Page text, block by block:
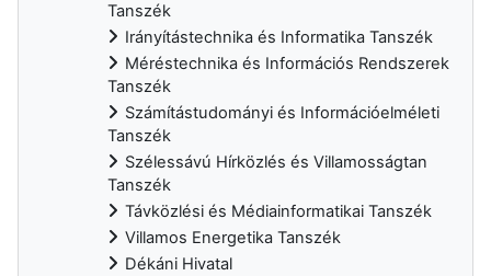
Tanszék
Irányítástechnika és Informatika Tanszék
Méréstechnika és Információs Rendszerek
Tanszék
Számítástudományi és Információelméleti
Tanszék
Szélessávú Hírközlés és Villamosságtan
Tanszék
Távközlési és Médiainformatikai Tanszék
Villamos Energetika Tanszék
Dékáni Hivatal